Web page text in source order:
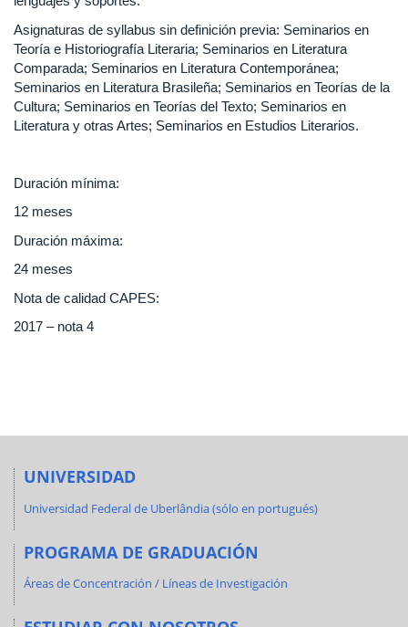
Asignaturas de syllabus sin definición previa: Seminarios en
Teoría e Historiografía Literaria; Seminarios en Literatura
Comparada; Seminarios en Literatura Contemporánea;
Seminarios en Literatura Brasileña; Seminarios en Teorías de la
Cultura; Seminarios en Teorías del Texto; Seminarios en
Literatura y otras Artes; Seminarios en Estudios Literarios.
Duración mínima:
12 meses
Duración máxima:
24 meses
Nota de calidad CAPES:
2017 – nota 4
UNIVERSIDAD
Universidad Federal de Uberlândia (sólo en portugués)
PROGRAMA DE GRADUACIÓN
Áreas de Concentración / Líneas de Investigación